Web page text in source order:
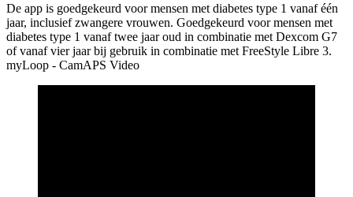
De app is goedgekeurd voor mensen met diabetes type 1 vanaf één
jaar, inclusief zwangere vrouwen. Goedgekeurd voor mensen met
diabetes type 1 vanaf twee jaar oud in combinatie met Dexcom G7
of vanaf vier jaar bij gebruik in combinatie met FreeStyle Libre 3.
myLoop - CamAPS Video